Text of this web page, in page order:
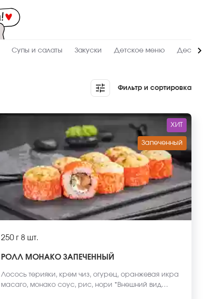
Супы и салаты Закуски Детское меню
Фильтр и сортировка
ХИТ
Запеченный
250 г8 шт.
РОЛЛ МОНАКО ЗАПЕЧЕННЫЙ
Лосось терияки, крем чиз, огурец, оранжевая икра
масаго, монако соус, рис, нори *Внешний вид